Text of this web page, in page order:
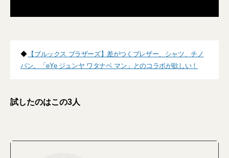
◆ 【ブルックス ブラザーズ】差がつくブレザー、シャツ、チノ
パン。「eYe ジュンヤ ワタナベ マン」とのコラボが欲しい！
試したのはこの3人